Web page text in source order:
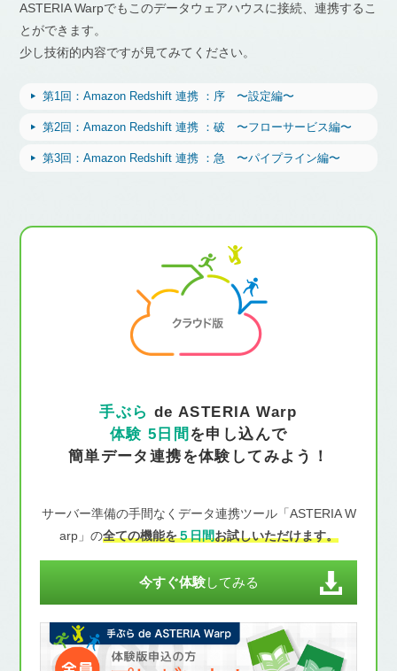
ASTERIA Warpでもこのデータウェアハウスに接続、連携するこ
とができます。
少し技術的内容ですが見てみてください。
第1回：Amazon Redshift 連携 ：序 〜設定編〜
第2回：Amazon Redshift 連携 ：破 〜フローサービス編〜
第3回：Amazon Redshift 連携 ：急 〜パイプライン編〜
手ぶら de ASTERIA Warp
体験 5日間 を申し込んで
簡単データ連携を体験してみよう！
サーバー準備の手間なくデータ連携ツール「ASTERIA W
arp」の全ての機能を５日間お試しいただけます。
今すぐ体験してみる